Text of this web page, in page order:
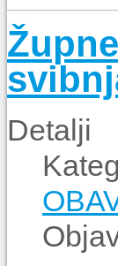
Detalji